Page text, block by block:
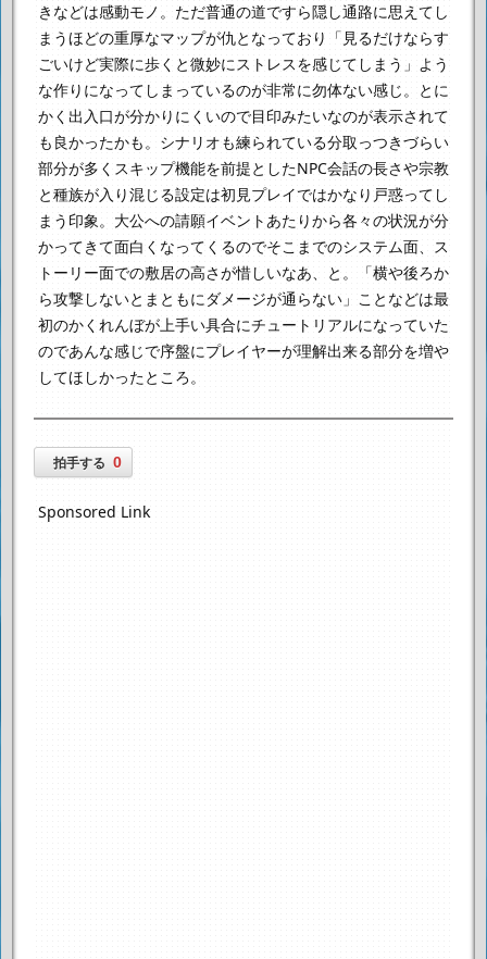
きなどは感動モノ。 ただ普通の道ですら隠し通路に思えてし
まうほどの重厚なマップが仇となっており 「見るだけならす
ごいけど実際に歩くと微妙にストレスを感じてしまう」 よう
な作りになってしまっているのが非常に勿体ない感じ。 とに
かく出入口が分かりにくいので目印みたいなのが表示されて
も良かったかも。 シナリオも練られている分取っつきづらい
部分が多く スキップ機能を前提としたNPC会話の長さや宗教
と種族が入り混じる設定は初見プレイではかなり戸惑ってし
まう印象。 大公への請願イベントあたりから各々の状況が分
かってきて面白くなってくるのでそこまでのシステム面、ス
トーリー面での敷居の高さが惜しいなあ、と。
「横や後ろか
ら攻撃しないとまともにダメージが通らない」ことなどは最
初のかくれんぼが上手い具合にチュートリアルになっていた
のであんな感じで序盤にプレイヤーが理解出来る部分を増や
してほしかったところ。
拍手する 0
Sponsored Link